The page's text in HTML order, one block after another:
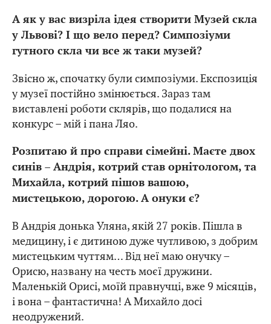
А як у вас визріла ідея створити Музей скла
у Львові? І що вело перед? Симпозіуми
гутного скла чи все ж таки музей?
Звісно ж, спочатку були симпозіуми. Експозиція
у музеї постійно змінюється. Зараз там
виставлені роботи склярів, що подалися на
конкурс – мій і пана Ляо.
Розпитаю й про справи сімейні. Маєте двох
синів – Андрія, котрий став орнітологом, та
Михайла, котрий пішов вашою,
мистецькою, дорогою. А онуки є?
В Андрія донька Уляна, якій 27 років. Пішла в
медицину, і є дитиною дуже чутливою, з добрим
мистецьким чуттям… Від неї маю онучку –
Орисю, названу на честь моєї дружини.
Маленькій Орисі, моїй правнучці, вже 9 місяців,
і вона – фантастична! А Михайло досі
неодружений.